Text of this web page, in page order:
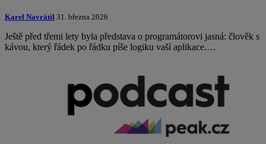
Karel Navrátil 31. března 2026
Ještě před třemi lety byla představa o programátorovi jasná: člověk s
kávou, který řádek po řádku píše logiku vaší aplikace.…